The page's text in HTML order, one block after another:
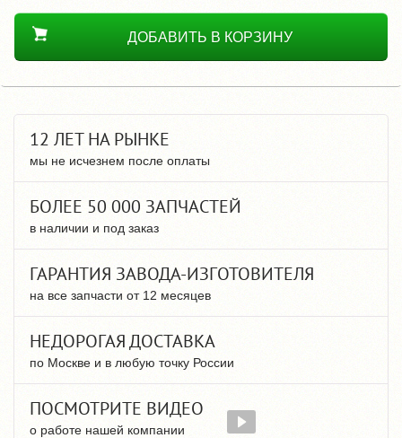
ДОБАВИТЬ В КОРЗИНУ
12 ЛЕТ НА РЫНКЕ
мы не исчезнем после оплаты
БОЛЕЕ 50 000 ЗАПЧАСТЕЙ
в наличии и под заказ
ГАРАНТИЯ ЗАВОДА-ИЗГОТОВИТЕЛЯ
на все запчасти от 12 месяцев
НЕДОРОГАЯ ДОСТАВКА
по Москве и в любую точку России
ПОСМОТРИТЕ ВИДЕО
о работе нашей компании